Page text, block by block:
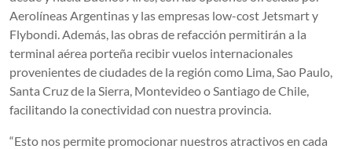
Aerolíneas Argentinas y las empresas low-cost Jetsmart y
Flybondi. Además, las obras de refacción permitirán a la
terminal aérea porteña recibir vuelos internacionales
provenientes de ciudades de la región como Lima, Sao Paulo,
Santa Cruz de la Sierra, Montevideo o Santiago de Chile,
facilitando la conectividad con nuestra provincia.
“Esto nos permite promocionar nuestros atractivos en cada